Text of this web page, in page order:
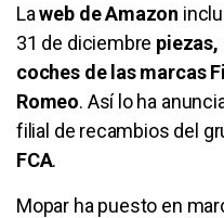
Laweb de Amazon
31 de diciembre
coches de las marcas
Romeo. Así lo ha
filial de recambios del
FCA.
Mopar ha puesto en